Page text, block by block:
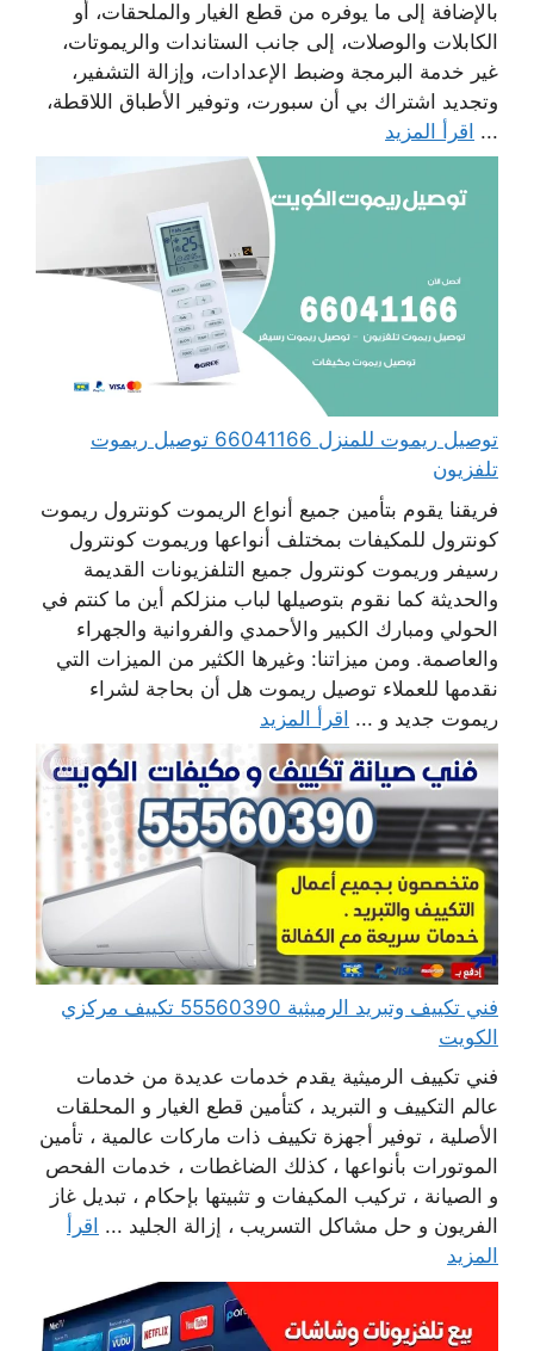
بالإضافة إلى ما يوفره من قطع الغيار والملحقات، أو
الكابلات والوصلات، إلى جانب الستاندات والريموتات،
غير خدمة البرمجة وضبط الإعدادات، وإزالة التشفير،
وتجديد اشتراك بي أن سبورت، وتوفير الأطباق اللاقطة،
... اقرأ المزيد
توصيل ريموت للمنزل 66041166 توصيل ريموت
تلفزيون
فريقنا يقوم بتأمين جميع أنواع الريموت كونترول ريموت
كونترول للمكيفات بمختلف أنواعها وريموت كونترول
رسيفر وريموت كونترول جميع التلفزيونات القديمة
والحديثة كما نقوم بتوصيلها لباب منزلكم أين ما كنتم في
الحولي ومبارك الكبير والأحمدي والفروانية والجهراء
والعاصمة. ومن ميزاتنا: وغيرها الكثير من الميزات التي
نقدمها للعملاء توصيل ريموت هل أن بحاجة لشراء
ريموت جديد و ... اقرأ المزيد
فني تكييف وتبريد الرميثية 55560390 تكييف مركزي
الكويت
فني تكييف الرميثية يقدم خدمات عديدة من خدمات
عالم التكييف و التبريد ، كتأمين قطع الغيار و المحلقات
الأصلية ، توفير أجهزة تكييف ذات ماركات عالمية ، تأمين
الموتورات بأنواعها ، كذلك الضاغطات ، خدمات الفحص
و الصيانة ، تركيب المكيفات و تثبيتها بإحكام ، تبديل غاز
الفريون و حل مشاكل التسريب ، إزالة الجليد ... اقرأ
المزيد